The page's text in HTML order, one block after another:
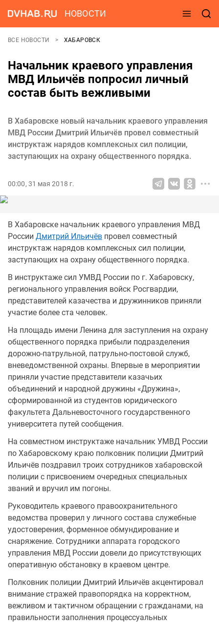
НОВОСТИ
ВСЕ НОВОСТИ ХАБАРОВСК
Начальник краевого управления
МВД Ильичёв попросил личный
состав быть вежливыми
В Хабаровске новый начальник краевого управления
МВД России Дмитрий Ильичёв провел совместный
инструктаж нарядов комплексных сил полиции,
заступающих на охрану общественного порядка.
00:00, 31 мая 2018 г.
В Хабаровске начальник краевого управления МВД
России Дмитрий Ильичёв провел совместный
инструктаж нарядов комплексных сил полиции,
заступающих на охрану общественного порядка.
В инструктаже сил УМВД России по г. Хабаровску,
регионального управления войск Росгвардии,
представителей казачества и дружинников приняли
участие более ста человек.
На площадь имени Ленина для заступления на охрану
общественного порядка прибыли подразделения
дорожно-патрульной, патрульно-постовой служб,
вневедомственной охраны. Впервые в мероприятии
приняли участие представители казачьих
объединений и народной дружины «Дружина»,
сформированной из студентов юридического
факультета Дальневосточного государственного
университета путей сообщения.
На совместном инструктаже начальник УМВД России
по Хабаровскому краю полковник полиции Дмитрий
Ильичёв поздравил троих сотрудников хабаровской
полиции с присвоением очередных специальных
званий и вручил им погоны.
Руководитель краевого правоохранительного
ведомства проверил у личного состава служебные
удостоверения, форменное обмундирование и
снаряжение. Сотрудники аппарата городского
управления МВД России довели до присутствующих
оперативную обстановку в краевом центре.
Полковник полиции Дмитрий Ильичёв акцентировал
внимание стражей правопорядка на корректном,
вежливом и тактичном обращении с гражданами, на
правильности заполнения процессуальных